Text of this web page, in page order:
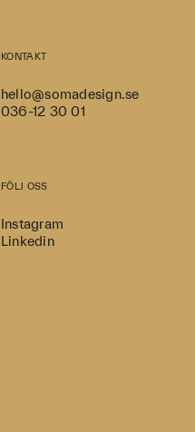
KONTAKT
hello@somadesign.se
036-12 30 01
FÖLJ OSS
Instagram
Linkedin